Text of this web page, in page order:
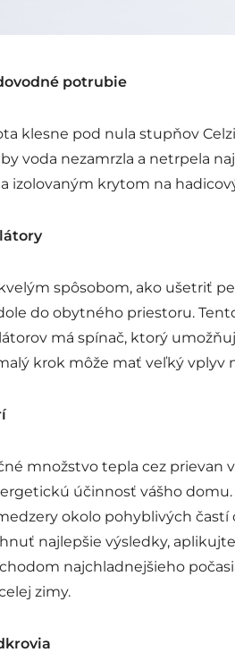
potrubie
klesne pod nula stupňov
voda nezamrzla a netrpela
izolovaným krytom na
spôsobom, ako ušetriť
do obytného priestoru.
má spínač, ktorý
krok môže mať veľký vplyv
množstvo tepla cez prievan
účinnosť vášho
okolo pohyblivých častí
najlepšie výsledky,
najchladnejšieho
zimy.